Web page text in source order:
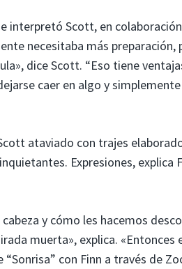
interpretó Scott, en
necesitaba más
dice Scott. “Eso tiene
caer en algo y simplemente
ataviado con trajes
Expresiones, explica
y cómo les hacemos
muerta», explica. «Entonces
con Finn a través de